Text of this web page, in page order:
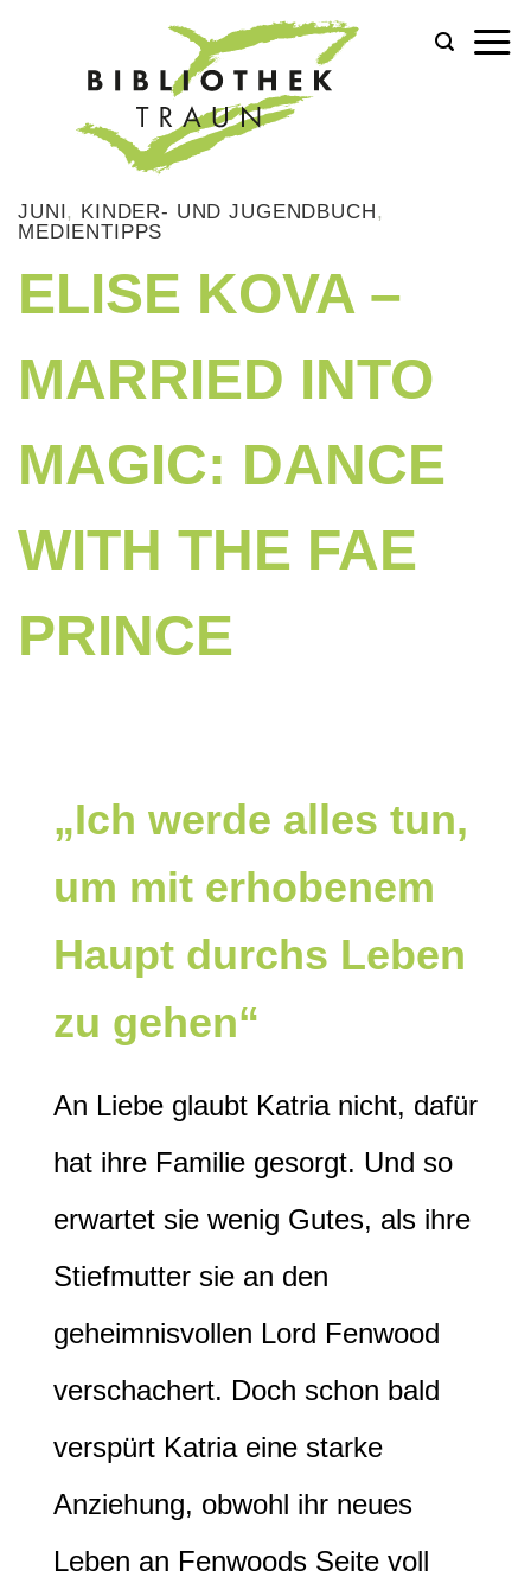
JUNI, KINDER- UND JUGENDBUCH,
MEDIENTIPPS
ELISE KOVA –
MARRIED INTO
MAGIC: DANCE
WITH THE FAE
PRINCE
„Ich werde alles tun,
um mit erhobenem
Haupt durchs Leben
zu gehen“
An Liebe glaubt Katria nicht, dafür
hat ihre Familie gesorgt. Und so
erwartet sie wenig Gutes, als ihre
Stiefmutter sie an den
geheimnisvollen Lord Fenwood
verschachert. Doch schon bald
verspürt Katria eine starke
Anziehung, obwohl ihr neues
Leben an Fenwoods Seite voll